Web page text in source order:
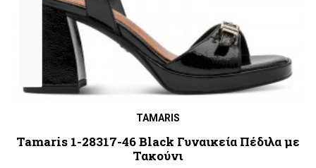
TAMARIS
Tamaris 1-28317-46 Black Γυναικεία Πέδιλα με
Τακούνι